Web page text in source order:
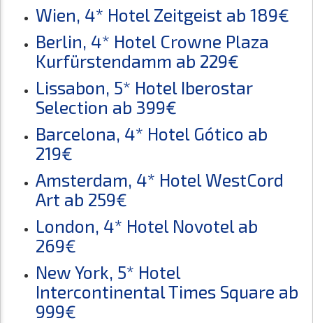
Wien, 4* Hotel Zeitgeist ab 189€
Berlin, 4* Hotel Crowne Plaza
Kurfürstendamm ab 229€
Lissabon, 5* Hotel Iberostar
Selection ab 399€
Barcelona, 4* Hotel Gótico ab
219€
Amsterdam, 4* Hotel WestCord
Art ab 259€
London, 4* Hotel Novotel ab
269€
New York, 5* Hotel
Intercontinental Times Square ab
999€